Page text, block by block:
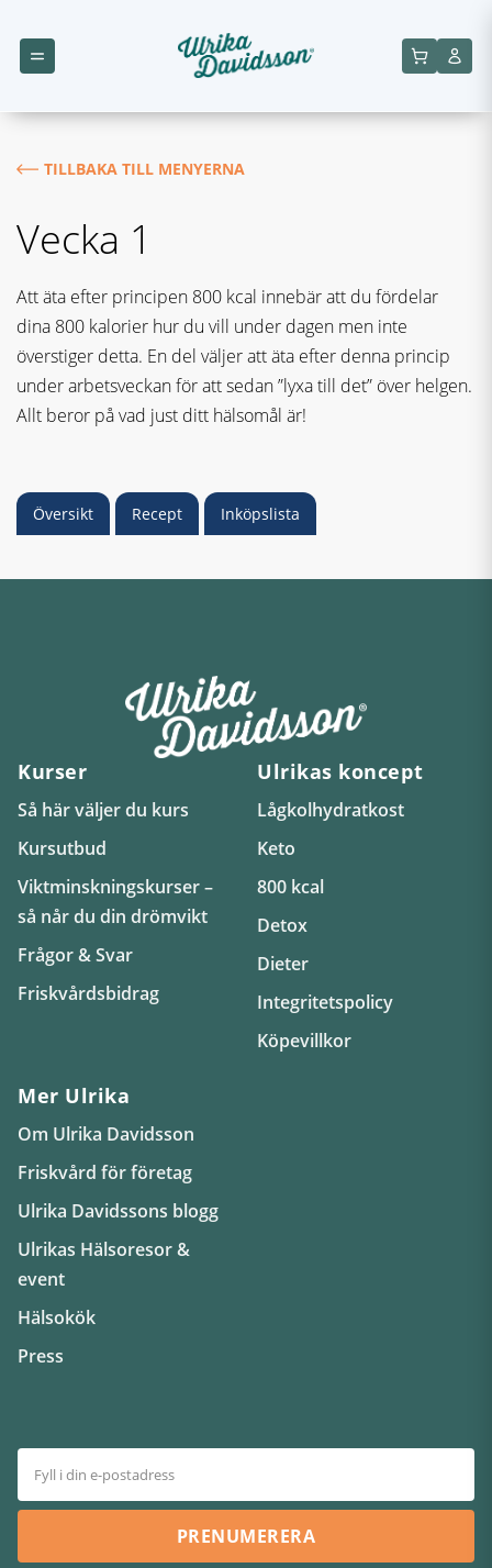
TILLBAKA TILL MENYERNA
Vecka 1
Att äta efter principen 800 kcal innebär att du fördelar
dina 800 kalorier hur du vill under dagen men inte
överstiger detta. En del väljer att äta efter denna princip
under arbetsveckan för att sedan ”lyxa till det” över helgen.
Allt beror på vad just ditt hälsomål är!
Översikt Recept Inköpslista
Kurser
Så här väljer du kurs
Kursutbud
Viktminskningskurser –
så når du din drömvikt
Frågor & Svar
Friskvårdsbidrag
Ulrikas koncept
Lågkolhydratkost
Keto
800 kcal
Detox
Dieter
Integritetspolicy
Köpevillkor
Mer Ulrika
Om Ulrika Davidsson
Friskvård för företag
Ulrika Davidssons blogg
Ulrikas Hälsoresor &
event
Hälsokök
Press
PRENUMERERA